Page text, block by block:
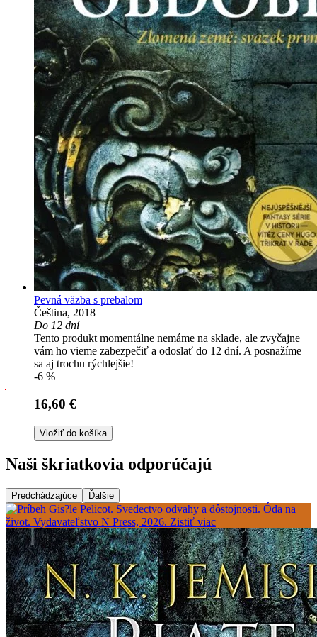
Pevná väzba s prebalom
Čeština, 2018
Do 12 dní
Tento produkt momentálne nemáme na sklade, ale zvyčajne
vám ho vieme zabezpečiť a odoslať do 12 dní. A posnažíme
sa aj trochu rýchlejšie!
-6 %
16,60 €
Vložiť do košíka
Naši škriatkovia odporúčajú
Predchádzajúce Ďalšie